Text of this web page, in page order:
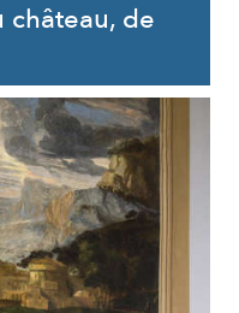
château, de